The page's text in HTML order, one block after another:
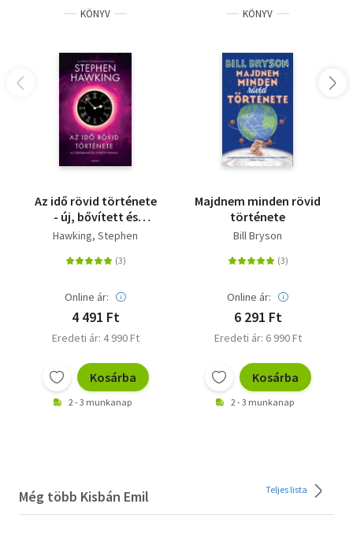
KÖNYV
Az idő rövid története
- új, bővített és
átdolgozott kiadás
Hawking, Stephen
Online ár:
4 491 Ft
Eredeti ár: 4 990 Ft
Kosárba
2 - 3 munkanap
KÖNYV
Majdnem minden rövid
története
Bill Bryson
Online ár:
6 291 Ft
Eredeti ár: 6 990 Ft
Kosárba
2 - 3 munkanap
Még több Kisbán Emil Teljes lista